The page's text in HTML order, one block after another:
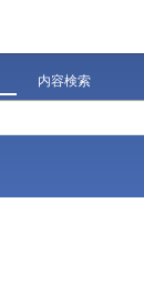
内容検索